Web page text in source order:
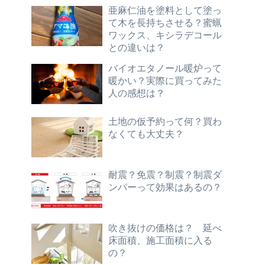
亜麻仁油を塗料として塗っ
て木を長持ちさせる？蜜蝋
ワックス、キシラデコール
との違いは？
バイオエタノール暖炉って
暖かい？実際に買ってみた
人の感想は？
土地の仮予約って何？買わ
なくても大丈夫？
耐震？免震？制震？制震ダ
ンパーって効果はあるの？
吹き抜けの価格は？ 延べ
床面積、施工面積に入る
の？